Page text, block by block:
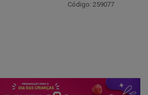
Código: 259077